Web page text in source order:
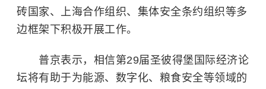
砖国家、 上海合作组织、集体安全条约组织等多
边框架下积极开展工作。
普京表示，相信第29届圣彼得堡国际经济论
坛将有助于为能源、数字化、粮食安全等领域的